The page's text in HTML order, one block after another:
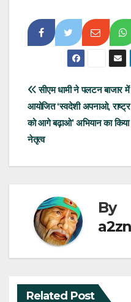
Post
navigation
सीएम धामी ने पलटन बाजार में
आयोजित ‘स्वदेशी अपनाओ, राष्ट्र
को आगे बढ़ाओ’ अभियान का किया
नेतृत्व
By
Related Post